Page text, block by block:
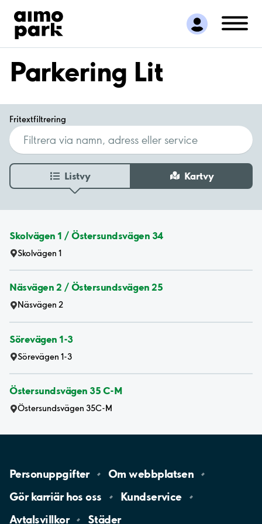
Hitta parkering
Samarbete
Kundservice
Om Aimo Park
Parkering Lit
Fritextfiltrering
Listvy Kartvy
Skolvägen 1 / Östersundsvägen 34
Skolvägen 1
Näsvägen 2 / Östersundsvägen 25
Näsvägen 2
Sörevägen 1-3
Sörevägen 1-3
Östersundsvägen 35 C-M
Östersundsvägen 35C-M
Personuppgifter Omwebbplatsen
Gör karriär hososs
Kundservice
Avtalsvillkor
Städer